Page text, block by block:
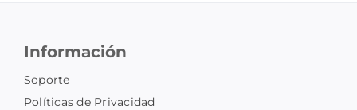
Información
Soporte
Políticas de Privacidad